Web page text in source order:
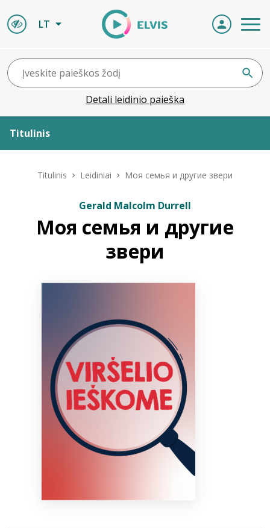
LT
Detali leidinio paieška
Titulinis
ELVIS atvyksta
Titulinis Leidiniai Моя семья и другие звери
Gerald Malcolm Durrell
Моя семья и другие
звери